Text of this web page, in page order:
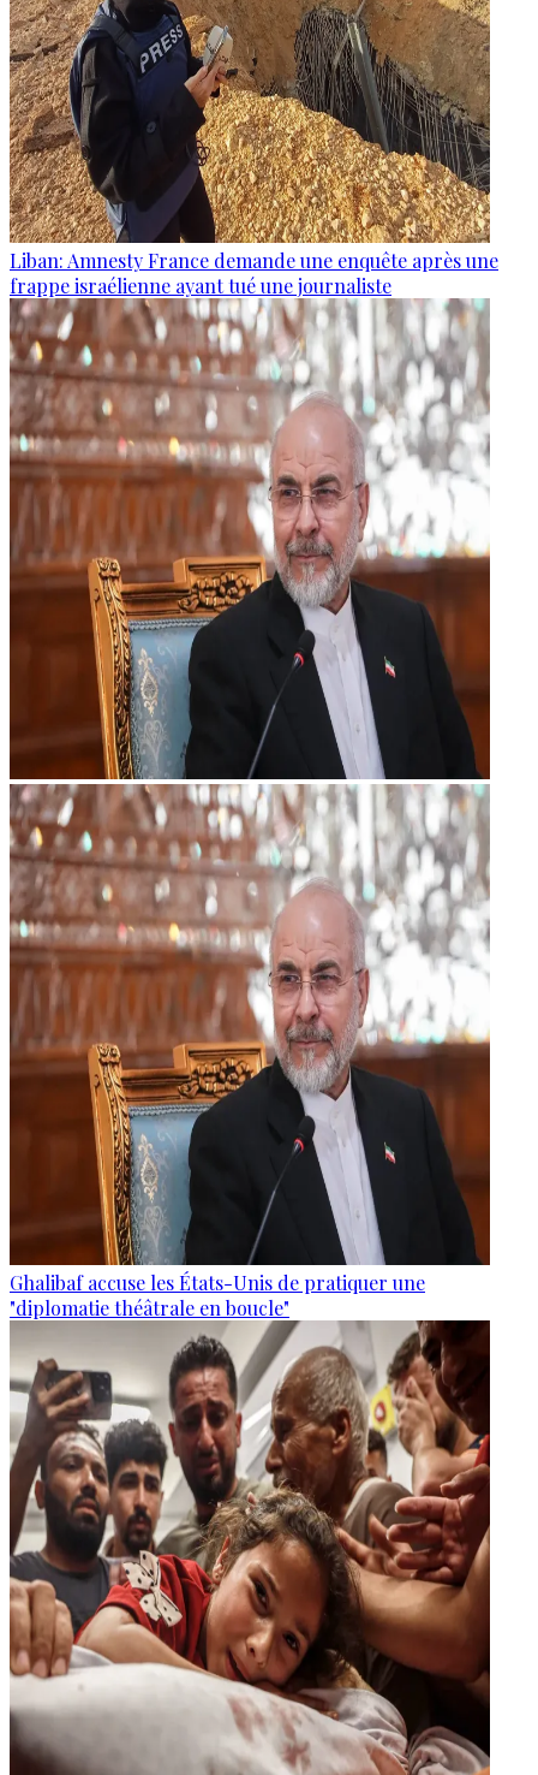
Liban: Amnesty France demande une enquête après une
frappe israélienne ayant tué une journaliste
Ghalibaf accuse les États-Unis de pratiquer une
"diplomatie théâtrale en boucle"